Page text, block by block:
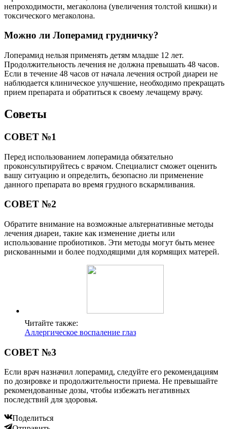
непроходимости, мегаколона (увеличения толстой кишки) и
токсического мегаколона.
Можно ли Лоперамид грудничку?
Лоперамид нельзя применять детям младше 12 лет.
Продолжительность лечения не должна превышать 48 часов.
Если в течение 48 часов от начала лечения острой диареи не
наблюдается клиническое улучшение, необходимо прекращать
прием препарата и обратиться к своему лечащему врачу.
Советы
СОВЕТ №1
Перед использованием лоперамида обязательно
проконсультируйтесь с врачом. Специалист сможет оценить
вашу ситуацию и определить, безопасно ли применение
данного препарата во время грудного вскармливания.
СОВЕТ №2
Обратите внимание на возможные альтернативные методы
лечения диареи, такие как изменение диеты или
использование пробиотиков. Эти методы могут быть менее
рискованными и более подходящими для кормящих матерей.
Читайте также:
Аллергическое воспаление глаз
СОВЕТ №3
Если врач назначил лоперамид, следуйте его рекомендациям
по дозировке и продолжительности приема. Не превышайте
рекомендованные дозы, чтобы избежать негативных
последствий для здоровья.
Поделиться